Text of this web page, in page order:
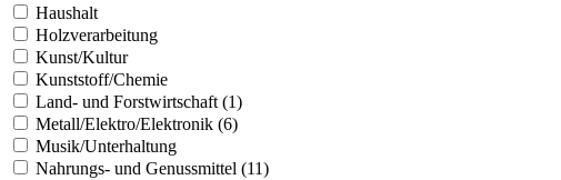
Haushalt
Holzverarbeitung
Kunst/Kultur
Kunststoff/Chemie
Land- und Forstwirtschaft (1)
Metall/Elektro/Elektronik (6)
Musik/Unterhaltung
Nahrungs- und Genussmittel (11)